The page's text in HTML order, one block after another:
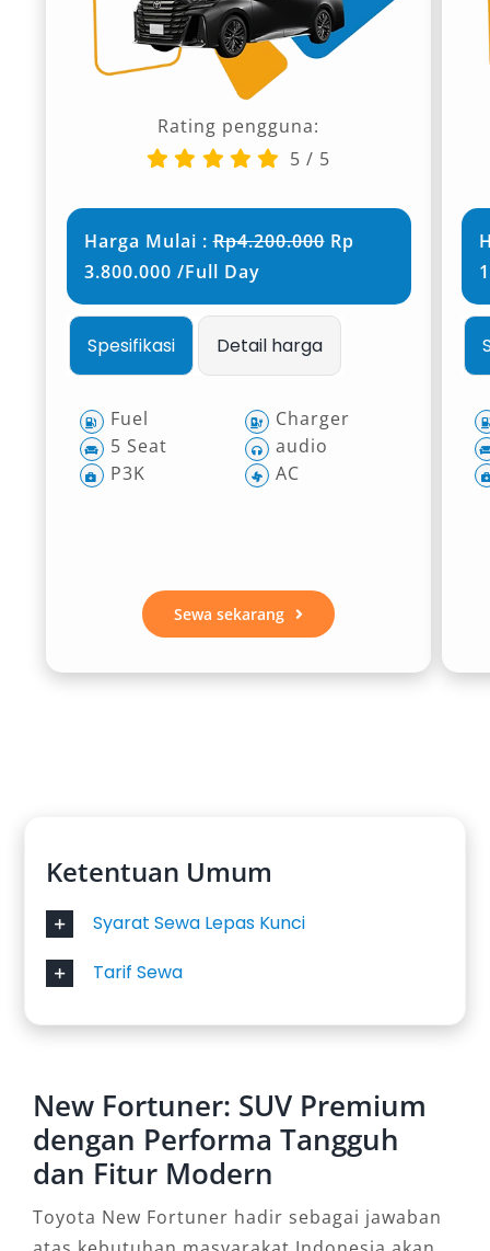
Rating pengguna:
5 / 5
Harga Mulai :Rp4.200.000Rp
3.800.000 /Full Day
Spesifikasi Detail harga
Fuel
5 Seat
P3K
Charger
audio
AC
Sewa sekarang
Ketentuan Umum
Syarat Sewa Lepas Kunci
Tarif Sewa
New Fortuner: SUV Premium
dengan Performa Tangguh
dan Fitur Modern
Toyota New Fortuner hadir sebagai jawaban